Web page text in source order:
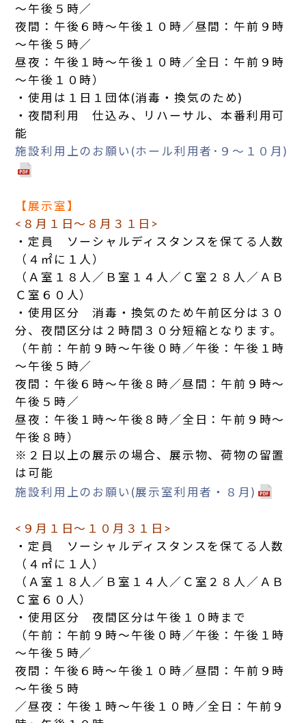
～午後５時／
夜間：午後６時～午後１０時／昼間：午前９時
～午後５時／
昼夜：午後１時～午後１０時／全日：午前９時
～午後１０時）
・使用は１日１団体(消毒・換気のため)
・夜間利用 仕込み、リハーサル、本番利用可
能
施設利用上のお願い(ホール利用者･９～１０月)
【展示室】
<８月１日～８月３１日>
・定員 ソーシャルディスタンスを保てる人数
（４㎡に１人）
（Ａ室１８人／Ｂ室１４人／Ｃ室２８人／ＡＢ
Ｃ室６０人）
・使用区分 消毒・換気のため午前区分は３０
分、夜間区分は２時間３０分短縮となります。
（午前：午前９時～午後０時／午後：午後１時
～午後５時／
夜間：午後６時～午後８時／昼間：午前９時～
午後５時／
昼夜：午後１時～午後８時／全日：午前９時～
午後８時）
※２日以上の展示の場合、展示物、荷物の留置
は可能
施設利用上のお願い(展示室利用者・８月)
<９月１日～１０月３１日>
・定員 ソーシャルディスタンスを保てる人数
（４㎡に１人）
（Ａ室１８人／Ｂ室１４人／Ｃ室２８人／ＡＢ
Ｃ室６０人）
・使用区分 夜間区分は午後１０時まで
（午前：午前９時～午後０時／午後：午後１時
～午後５時／
夜間：午後６時～午後１０時／昼間：午前９時
～午後５時
／昼夜：午後１時～午後１０時／全日：午前９